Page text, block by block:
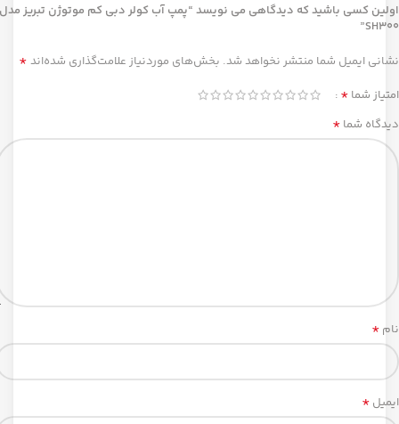
اولین کسی باشید که دیدگاهی می نویسد “پمپ آب کولر دبی کم موتوژن تبریز مدل
SH300”
نشانی ایمیل شما منتشر نخواهد شد. بخش‌های موردنیاز علامت‌گذاری شده‌اند *
امتیاز شما *
دیدگاه شما *
نام *
ایمیل *